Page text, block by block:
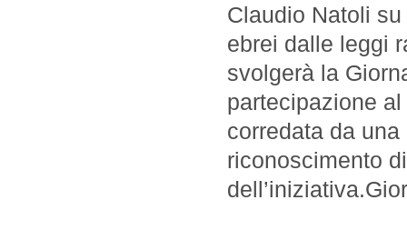
Claudio Natoli
ebrei dalle leggi
svolgerà la
partecipazione
corredata da
riconoscimento